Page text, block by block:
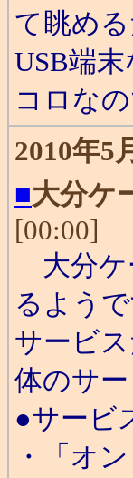
て眺め
USB端
コロな
2010年5
■大分ケ
[00:00]
大分ケ
るよう
サービ
体のサ
●サービ
・「オ